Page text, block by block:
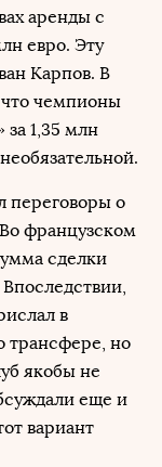
аренды с
евро. Эту
Карпов. В
что чемпионы
за 1,35 млн
переговоры о
французском
сделки
в
трансфере, но
якобы не
еще и
вариант